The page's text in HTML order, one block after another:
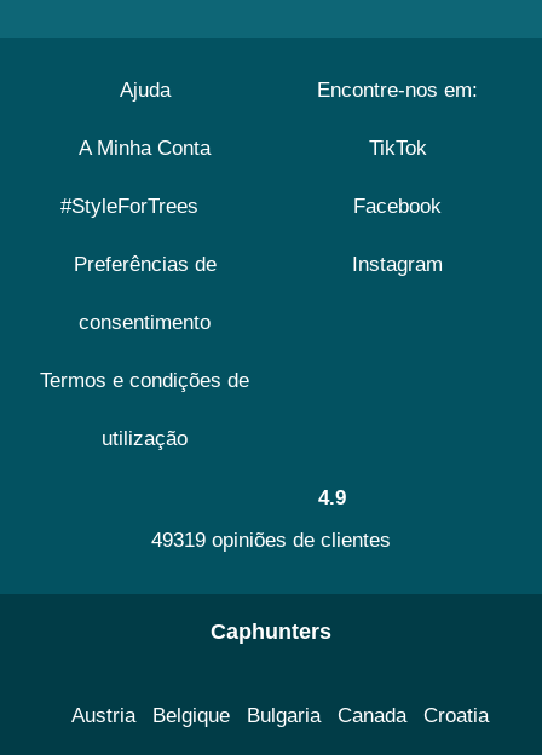
Ajuda
A Minha Conta
#StyleForTrees
Preferências de
consentimento
Termos e condições de
utilização
Encontre-nos em:
TikTok
Facebook
Instagram
4.9
49319 opiniões de clientes
Caphunters
Austria Belgique Bulgaria Canada Croatia